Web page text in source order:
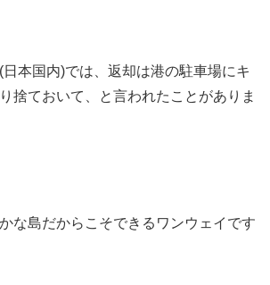
本国内)では、返却は港の駐車場にキ
捨ておいて、と言われたことがありま
な島だからこそできるワンウェイです